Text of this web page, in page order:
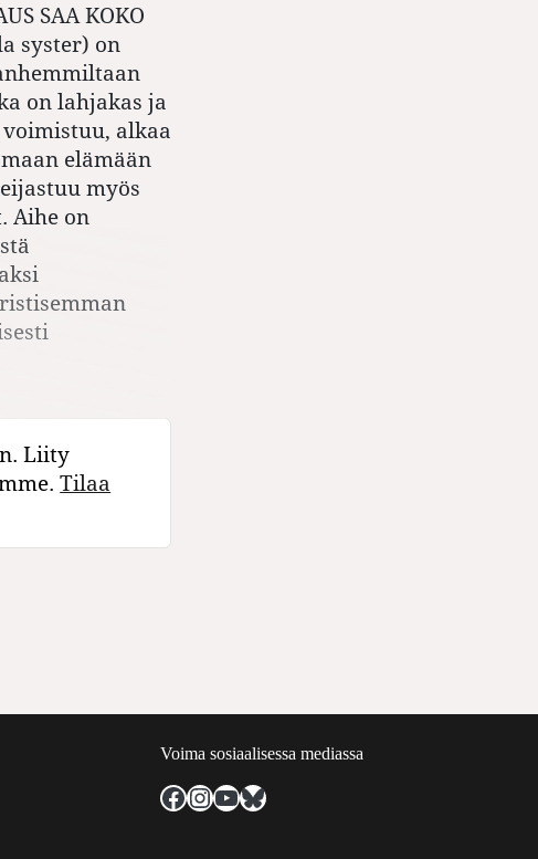
SAA KOKO
syster) on
on lahjakas ja
alkaa
elämään
myös
Aihe on
Liity
Tilaa
Voima sosiaalisessa mediassa
Facebook
Instagram
YouTube
Bluesky